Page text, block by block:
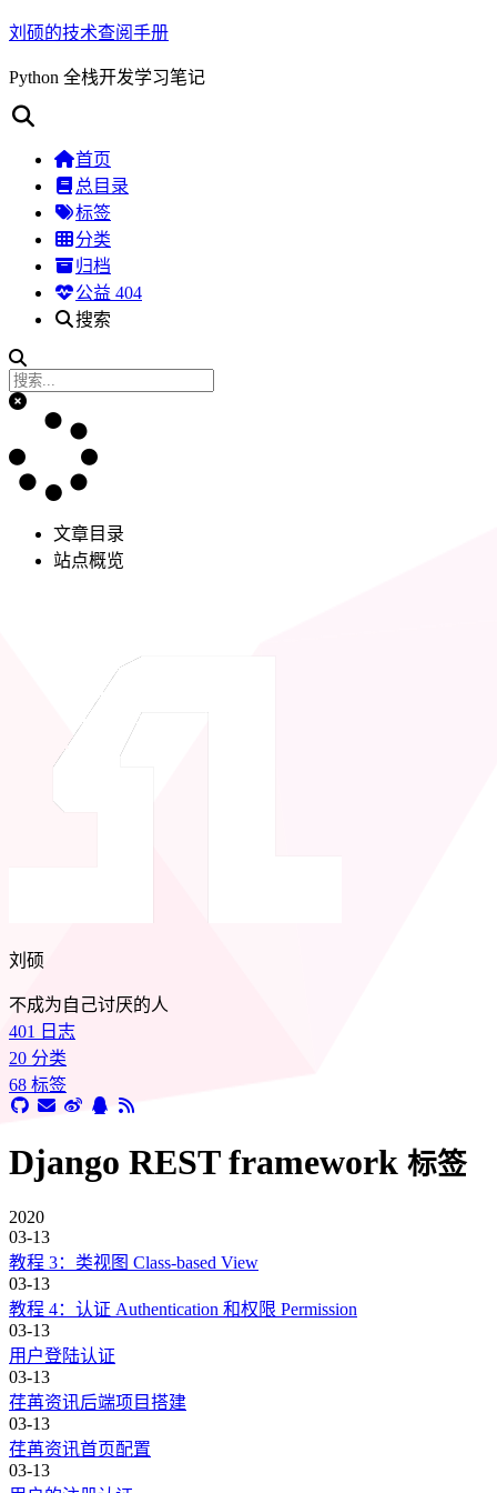
刘硕的技术查阅手册
Python 全栈开发学习笔记
首页
总目录
标签
分类
归档
公益 404
搜索
文章目录
站点概览
刘硕
不成为自己讨厌的人
401
日志
20 分类
68 标签
Django REST framework 标签
2020
03-13
教程 3：类视图 Class-based View
03-13
教程 4：认证 Authentication 和权限 Permission
03-13
用户登陆认证
03-13
荏苒资讯后端项目搭建
03-13
荏苒资讯首页配置
03-13